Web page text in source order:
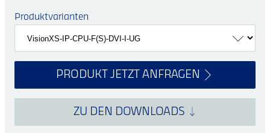
Produktvarianten
PRODUKT JETZT ANFRAGEN
ZU DEN DOWNLOADS